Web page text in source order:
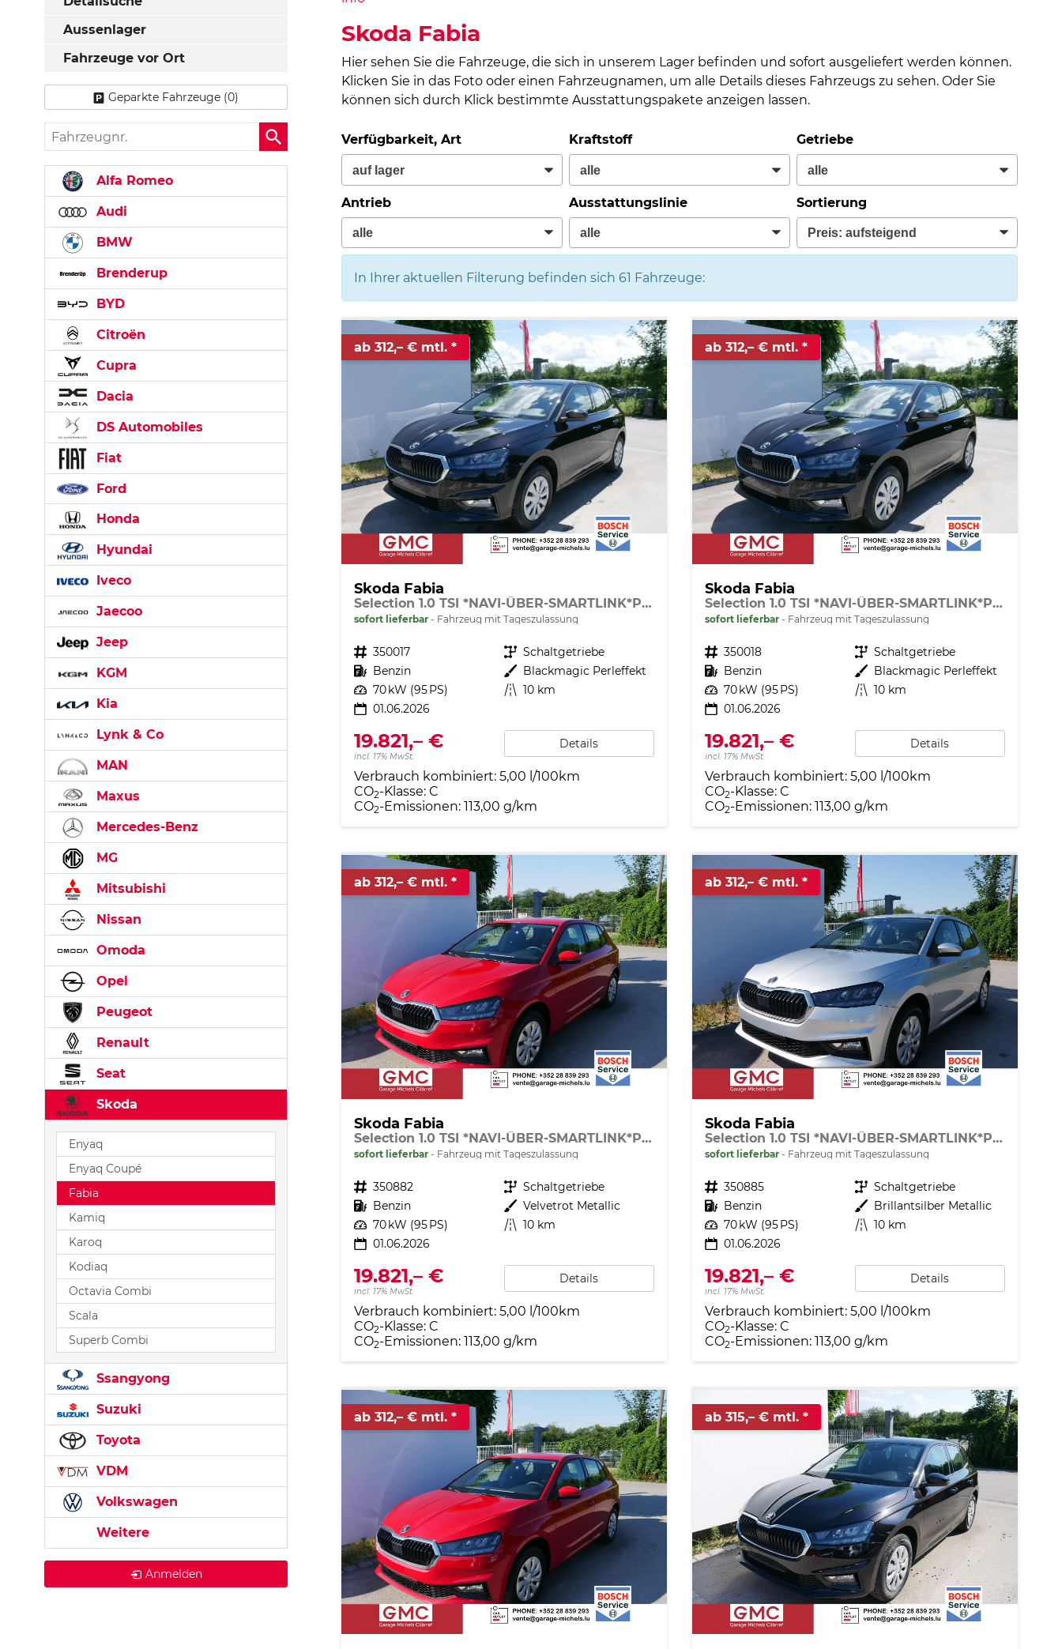
Skoda Fabia
Hier sehen Sie die Fahrzeuge, die sich in unserem Lager befinden und sofort ausgeliefert werden können.
Klicken Sie in das Foto oder einen Fahrzeugnamen, um alle Details dieses Fahrzeugs zu sehen. Oder Sie
können sich durch Klick bestimmte Ausstattungspakete anzeigen lassen.
Verfügbarkeit, Art Kraftstoff Getriebe
Antrieb Ausstattungslinie Sortierung
In Ihrer aktuellen Filterung befinden sich 61 Fahrzeuge:
ab 312,– € mtl.
Skoda Fabia
Selection 1.0 TSI *NAVI-ÜBER-SMARTLINK*PDC-HI*LED*SHZ*KLIMA*RADIO
sofort lieferbar Fahrzeug mit Tageszulassung
Fahrzeugnr. 350017 Getriebe Schaltgetriebe
Kraftstoff Benzin Außenfarbe Blackmagic Perleffekt
Leistung 70 kW (95 PS) Kilometerstand 10 km
01.06.2026
19.821,– €
incl. 17% MwSt.
Details
Verbrauch kombiniert: 5,00 l/100km
CO2-Klasse: C
CO2-Emissionen: 113,00 g/km
ab 312,– € mtl.
Skoda Fabia
Selection 1.0 TSI *NAVI-ÜBER-SMARTLINK*PDC-HI*LED*SHZ*KLIMA*RADIO
sofort lieferbar Fahrzeug mit Tageszulassung
Fahrzeugnr. 350018 Getriebe Schaltgetriebe
Kraftstoff Benzin Außenfarbe Blackmagic Perleffekt
Leistung 70 kW (95 PS) Kilometerstand 10 km
01.06.2026
19.821,– €
incl. 17% MwSt.
Details
Verbrauch kombiniert: 5,00 l/100km
CO2-Klasse: C
CO2-Emissionen: 113,00 g/km
ab 312,– € mtl.
Skoda Fabia
Selection 1.0 TSI *NAVI-ÜBER-SMARTLINK*PDC-HI*LED*SHZ*KLIMA*RADIO
sofort lieferbar Fahrzeug mit Tageszulassung
Fahrzeugnr. 350882 Getriebe Schaltgetriebe
Kraftstoff Benzin Außenfarbe Velvetrot Metallic
Leistung 70 kW (95 PS) Kilometerstand 10 km
01.06.2026
19.821,– €
incl. 17% MwSt.
Details
Verbrauch kombiniert: 5,00 l/100km
CO2-Klasse: C
CO2-Emissionen: 113,00 g/km
ab 312,– € mtl.
Skoda Fabia
Selection 1.0 TSI *NAVI-ÜBER-SMARTLINK*PDC-HI*LED*SHZ*KLIMA*RADIO
sofort lieferbar Fahrzeug mit Tageszulassung
Fahrzeugnr. 350885 Getriebe Schaltgetriebe
Kraftstoff Benzin Außenfarbe Brillantsilber Metallic
Leistung 70 kW (95 PS) Kilometerstand 10 km
01.06.2026
19.821,– €
incl. 17% MwSt.
Details
Verbrauch kombiniert: 5,00 l/100km
CO2-Klasse: C
CO2-Emissionen: 113,00 g/km
ab 312,– € mtl. ab 315,– € mtl.
Aussenlager
Fahrzeuge vor Ort
Geparkte Fahrzeuge (0)
Fahrzeugnr.
Alfa Romeo
Audi
BMW
Brenderup
BYD
Citroën
Cupra
Dacia
DS Automobiles
Fiat
Ford
Honda
Hyundai
Iveco
Jaecoo
Jeep
KGM
Kia
Lynk & Co
MAN
Maxus
Mercedes-Benz
MG
Mitsubishi
Nissan
Omoda
Opel
Peugeot
Renault
Seat
Skoda
Enyaq
Enyaq Coupé
Fabia
Kamiq
Karoq
Kodiaq
Octavia Combi
Scala
Superb Combi
Ssangyong
Suzuki
Toyota
VDM
Volkswagen
Weitere
Anmelden